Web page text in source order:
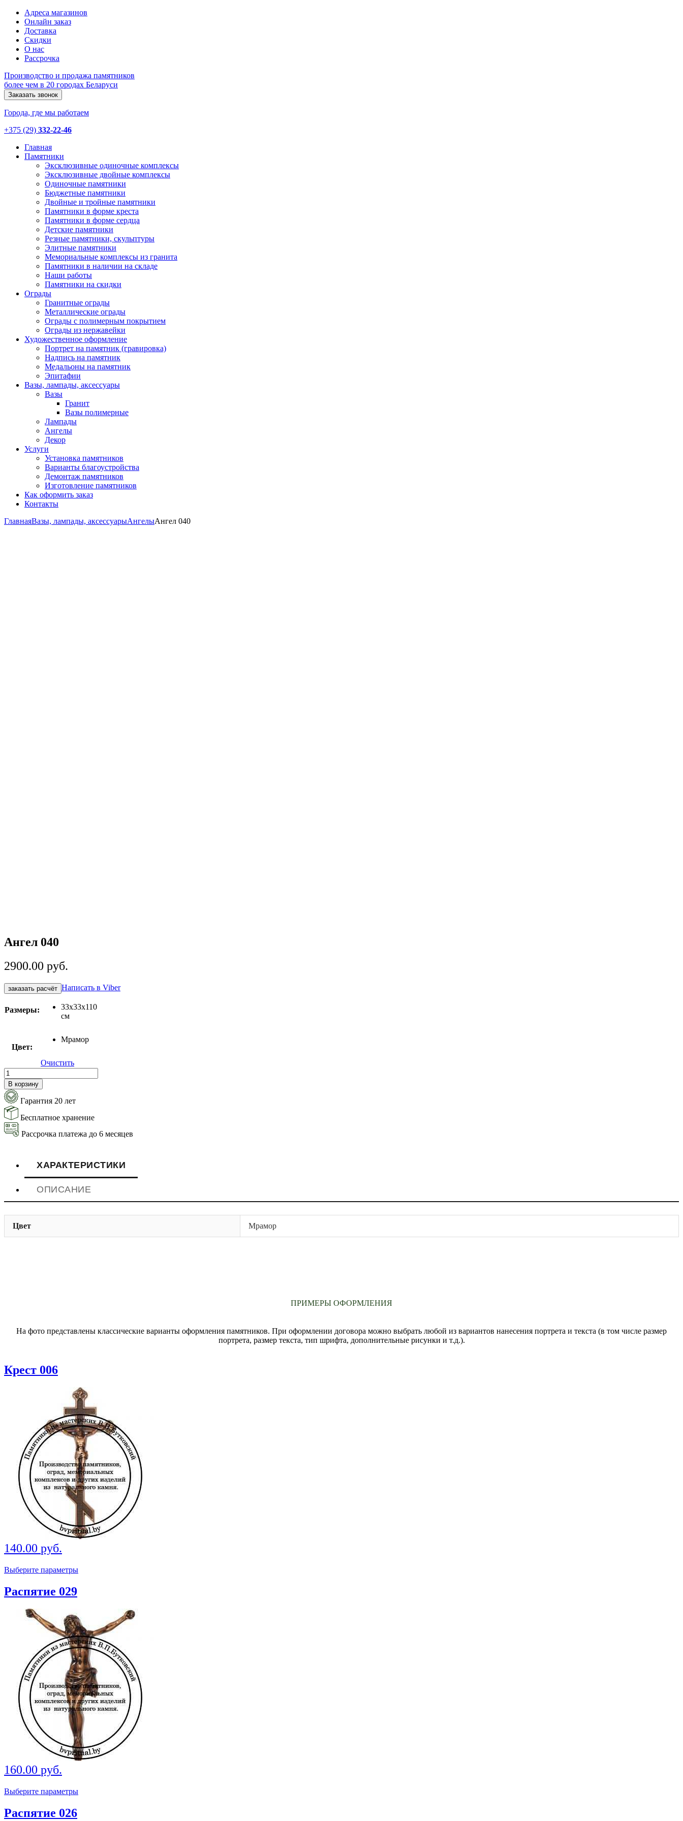
Адреса магазинов
Онлайн заказ
Доставка
Скидки
О нас
Рассрочка
Производство и продажа памятников
более чем в 20 городах Беларуси
Заказать звонок
Города, где мы работаем
+375 (29) 332-22-46
Главная
Памятники
Эксклюзивные одиночные комплексы
Эксклюзивные двойные комплексы
Одиночные памятники
Бюджетные памятники
Двойные и тройные памятники
Памятники в форме креста
Памятники в форме сердца
Детские памятники
Резные памятники, скульптуры
Элитные памятники
Мемориальные комплексы из гранита
Памятники в наличии на складе
Наши работы
Памятники на скидки
Ограды
Гранитные ограды
Металлические ограды
Ограды с полимерным покрытием
Ограды из нержавейки
Художественное оформление
Портрет на памятник (гравировка)
Надпись на памятник
Медальоны на памятник
Эпитафии
Вазы, лампады, аксессуары
Вазы
Гранит
Вазы полимерные
Лампады
Ангелы
Декор
Услуги
Установка памятников
Варианты благоустройства
Демонтаж памятников
Изготовление памятников
Как оформить заказ
Контакты
ГлавнаяВазы, лампады, аксессуарыАнгелыАнгел 040
Ангел 040
2900.00 руб.
заказать расчёт Написать в Viber
Размеры:
33х33х110
см
Цвет:
Мрамор
Очистить
Количество
товара
Ангел
040
В корзину
Гарантия 20 лет
Бесплатное хранение
Рассрочка платежа до 6 месяцев
ХАРАКТЕРИСТИКИ
ОПИСАНИЕ
Цвет Мрамор
ПРИМЕРЫ ОФОРМЛЕНИЯ
На фото представлены классические варианты оформления памятников. При оформлении договора можно выбрать любой из вариантов нанесения портрета и текста (в том числе размер
портрета, размер текста, тип шрифта, дополнительные рисунки и т.д.).
Крест 006
140.00 руб.
Выберите параметры
Распятие 029
160.00 руб.
Выберите параметры
Распятие 026